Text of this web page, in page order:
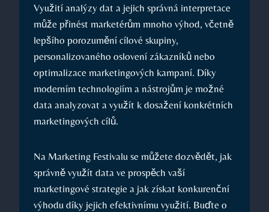
Využití analýzy dat a jejich správná interpretace
může přinést marketérům mnoho výhod,⁢ včetně
lepšího porozumění cílové skupiny,
personalizovaného oslovení zákazníků nebo
optimalizace marketingových kampaní. Díky
moderním technologiím a nástrojům je ⁤možné
data ‌analyzovat a ⁢využít k dosažení konkrétních
marketingových cílů.
Na Marketing Festivalu se můžete dozvědět, jak
správně využít data ve ⁢prospěch vaší
marketingové strategie a jak získat⁣ konkurenční
⁣výhodu díky jejich efektivnímu využití. Buďte o